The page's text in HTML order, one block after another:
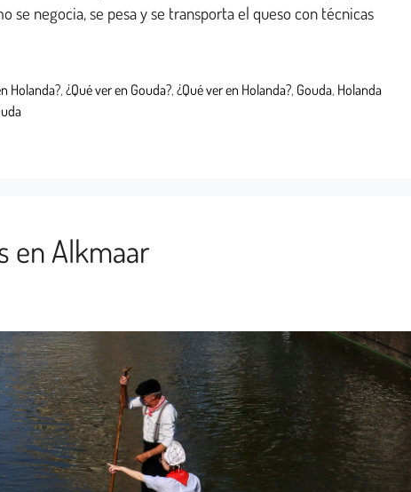
se negocia, se pesa y se transporta el queso con técnicas
Holanda?,¿Qué ver en Gouda?,¿Qué ver en Holanda?, Gouda, Holanda
en Alkmaar